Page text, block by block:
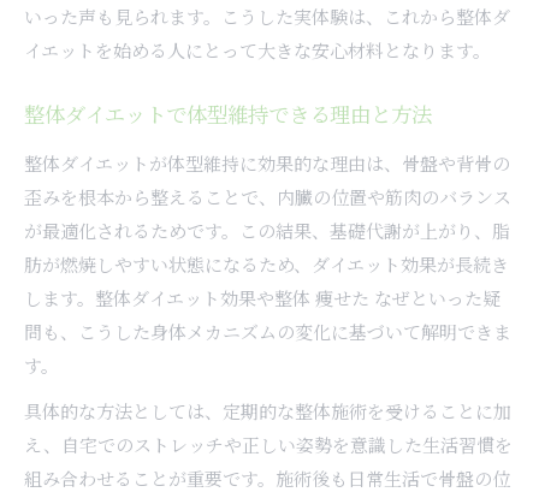
いった声も見られます。こうした実体験は、これから整体ダ
イエットを始める人にとって大きな安心材料となります。
整体ダイエットで体型維持できる理由と方法
整体ダイエットが体型維持に効果的な理由は、骨盤や背骨の
歪みを根本から整えることで、内臓の位置や筋肉のバランス
が最適化されるためです。この結果、基礎代謝が上がり、脂
肪が燃焼しやすい状態になるため、ダイエット効果が長続き
します。整体ダイエット効果や整体 痩せた なぜといった疑
問も、こうした身体メカニズムの変化に基づいて解明できま
す。
具体的な方法としては、定期的な整体施術を受けることに加
え、自宅でのストレッチや正しい姿勢を意識した生活習慣を
組み合わせることが重要です。施術後も日常生活で骨盤の位